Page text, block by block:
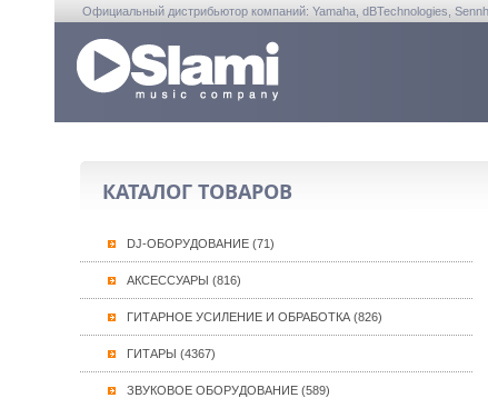
Официальный дистрибьютор компаний: Yamaha, dBTechnologies,
КАТАЛОГ ТОВАРОВ
DJ-ОБОРУДОВАНИЕ (71)
АКСЕССУАРЫ (816)
ГИТАРНОЕ УСИЛЕНИЕ И ОБРАБОТКА (826)
ГИТАРЫ (4367)
ЗВУКОВОЕ ОБОРУДОВАНИЕ (589)